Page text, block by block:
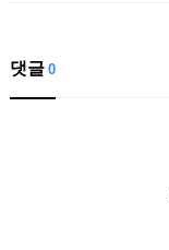
댓글0